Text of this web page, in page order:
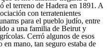
el terreno de Hadera en 1891. A
con terratenientes
para el pueblo judío, entre
a una familia de Beirut y
Cerró algunos de esos
mano, tan seguro estaba de